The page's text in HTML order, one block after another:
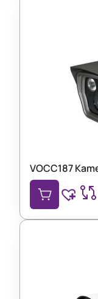
VOCC187